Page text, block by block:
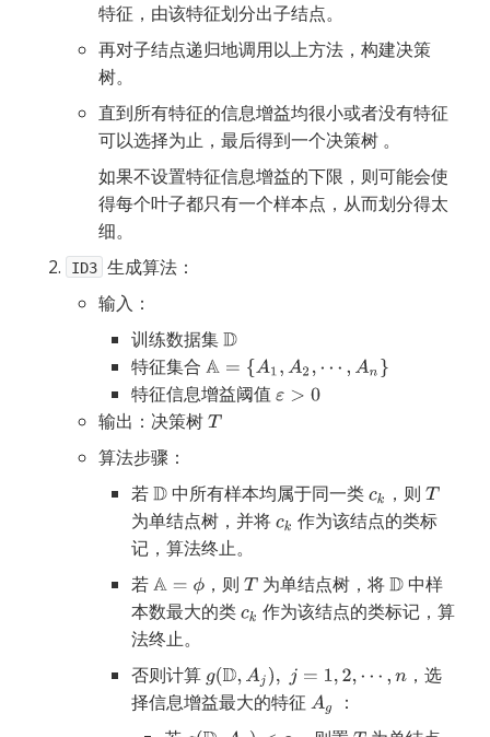
特征，由该特征划分出子结点。
再对子结点递归地调用以上方法，构建决策
树。
直到所有特征的信息增益均很小或者没有特征
可以选择为止，最后得到一个决策树 。
如果不设置特征信息增益的下限，则可能会使
得每个叶子都只有一个样本点，从而划分得太
细。
ID3 生成算法：
输入：
训练数据集
特征集合
特征信息增益阈值
输出：决策树
算法步骤：
若
中所有样本均属于同一类
，则
为单结点树，并将
作为该结点的类标
记，算法终止。
若
，则 为单结点树，将 中样
本数最大的类
作为该结点的类标记，算
法终止。
否则计算
，选
择信息增益最大的特征
：